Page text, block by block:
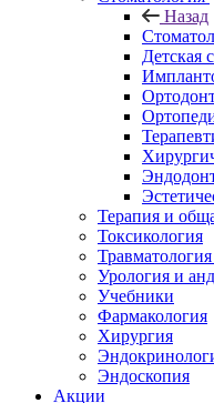
Назад
Детская
Терапия и
Токсикология
Урология и
Учебники
Фармакология
Хирургия
Эндоскопия
Акции